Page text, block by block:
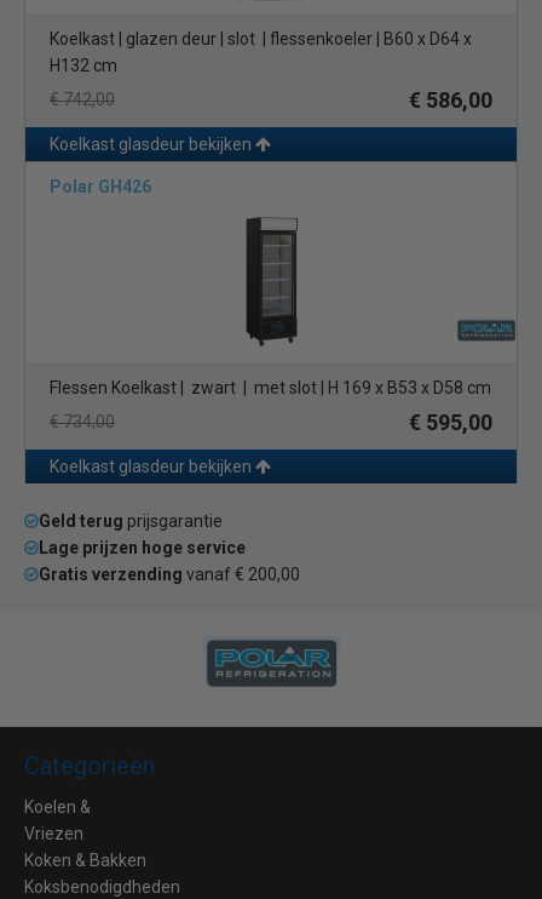
Koelkast | glazen deur | slot | flessenkoeler | B60 x D64 x
H132 cm
€ 742,00
€ 586,00
Koelkast glasdeur bekijken
Polar GH426
Flessen Koelkast | zwart | met slot | H 169 x B53 x D58 cm
€ 734,00
€ 595,00
Koelkast glasdeur bekijken
Geld terug prijsgarantie
Lage prijzen hoge service
Gratis verzending vanaf € 200,00
Categorieën
Koelen &
Vriezen
Koken & Bakken
Koksbenodigdheden